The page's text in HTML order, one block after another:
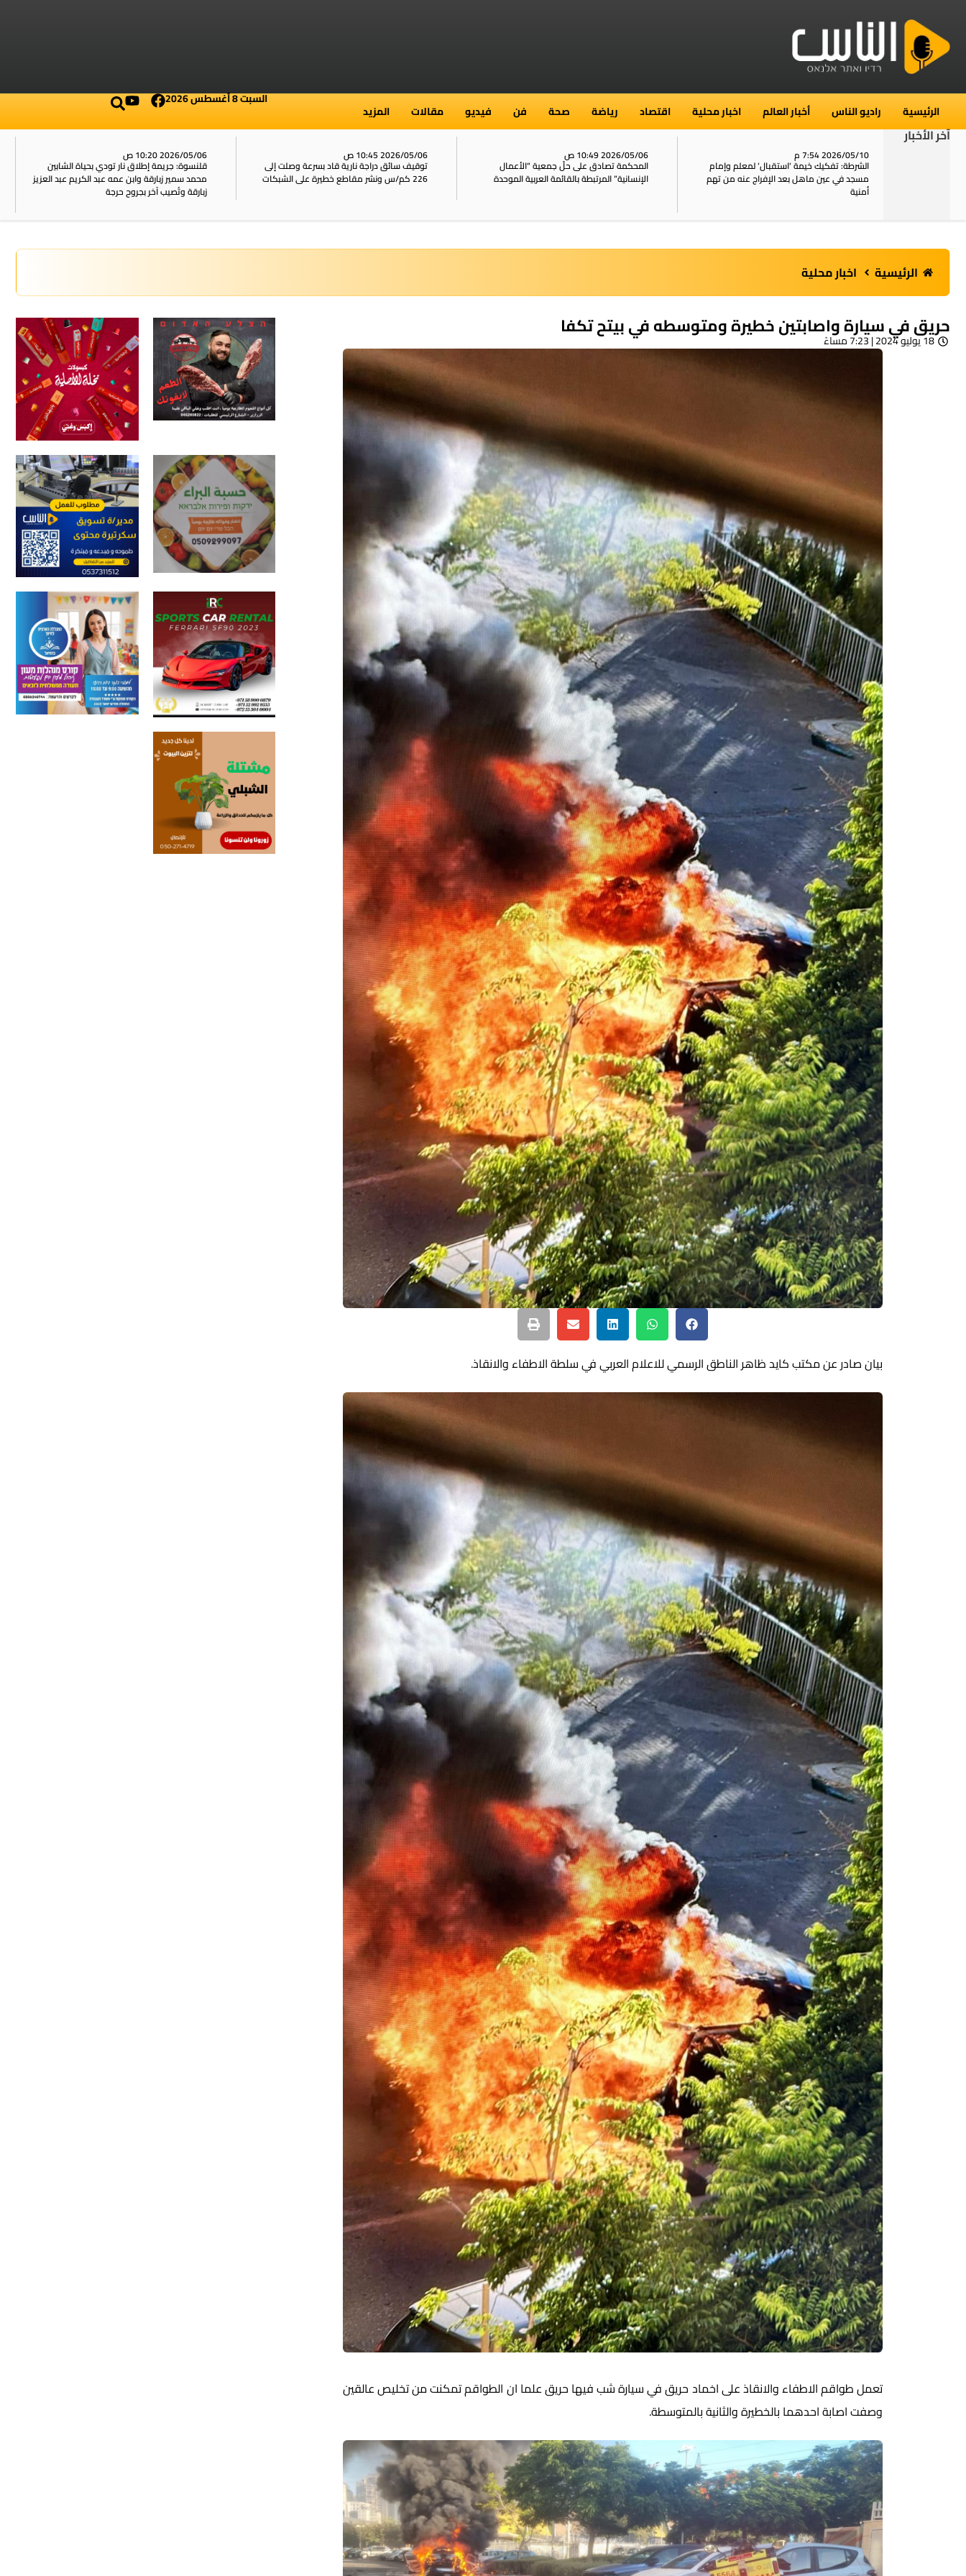
الرئيسية راديو الناس أخبار العالم اخبار محلية اقتصاد رياضة صحة فن فيديو مقالات المزيد
السبت 8 أغسطس 2026
آخر الأخبار
2026/05/10 7:54 م
الشرطة: تفكيك خيمة ‘استقبال‘ لمعلم وإمام
مسجد في عين ماهل بعد الإفراج عنه من تهم
أمنية
2026/05/06 10:49 ص
المحكمة تصادق على حلّ جمعية “الأعمال
الإنسانية” المرتبطة بالقائمة العربية الموحدة
2026/05/06 10:45 ص
توقيف سائق دراجة نارية قاد بسرعة وصلت إلى
226 كم/س ونشر مقاطع خطيرة على الشبكات
2026/05/06 10:20 ص
قلنسوة: جريمة إطلاق نار تودي بحياة الشابين
محمد سمير زبارقة وابن عمه عبد الكريم عبد العزيز
زبارقة وتُصيب آخر بجروح حرجة
الرئيسية اخبار محلية
حريق في سيارة واصابتين خطيرة ومتوسطه في بيتح تكفا
18 يوليو 2024 | 7:23 مساءً
بيان صادر عن مكتب كايد ظاهر الناطق الرسمي للاعلام العربي في سلطة الاطفاء والانقاذ.
تعمل طواقم الاطفاء والانقاذ على اخماد حريق في سيارة شب فيها حريق علما ان الطواقم تمكنت من تخليص عالقين
وصفت اصابة احدهما بالخطيرة والثانية بالمتوسطة.